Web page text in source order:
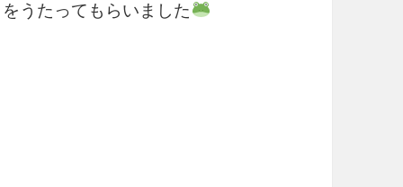
うたってもらいました